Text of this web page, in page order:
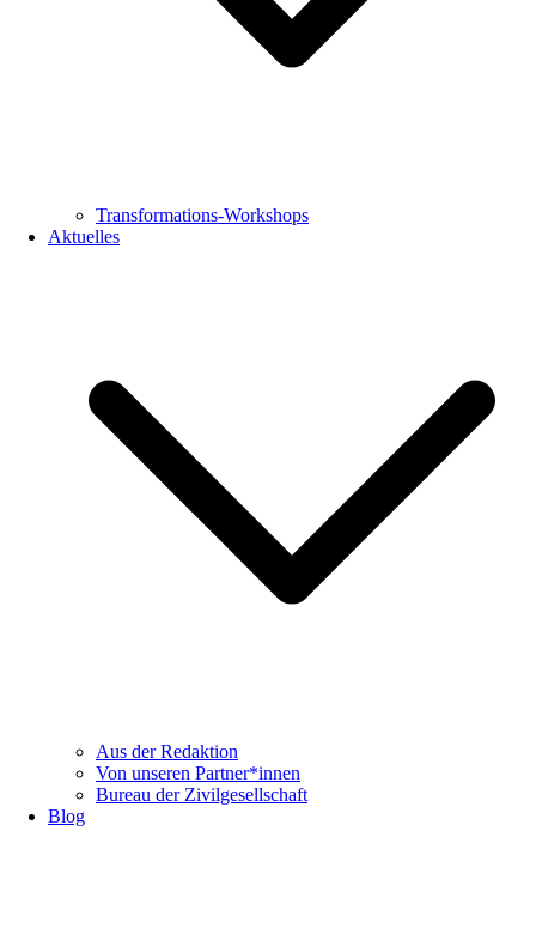
Transformations-Workshops
Aktuelles
Aus der Redaktion
Von unseren Partner*innen
Bureau der Zivilgesellschaft
Blog